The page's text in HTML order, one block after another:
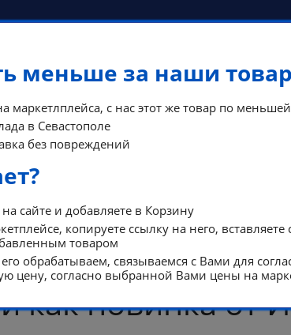
ПОМОЩЬ
новинка от
меньше за наши
маркетлплейса, с нас этот же товар по
в Севастополе
без повреждений
сайте и добавляете в Корзину
копируете ссылку на него,
товаром
обрабатываем, связываемся с Вами для
цену, согласно выбранной Вами цены на